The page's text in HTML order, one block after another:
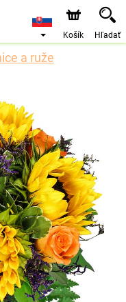
nášho e-shopu.
je od 10.8.2026 z
Košík Hľadať
a ruže